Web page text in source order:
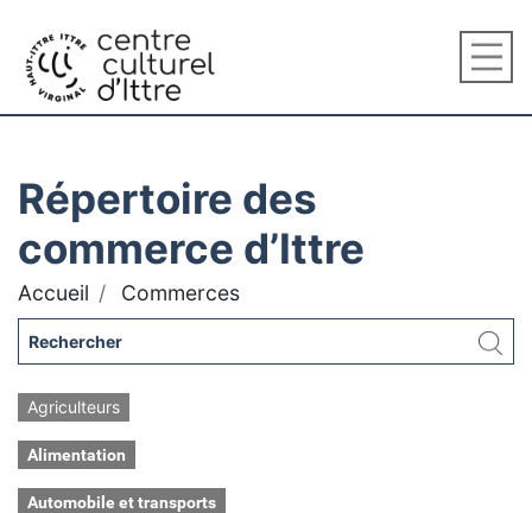
Répertoire des
commerce d’Ittre
Accueil Commerces
Agriculteurs
Alimentation
Automobile et transports